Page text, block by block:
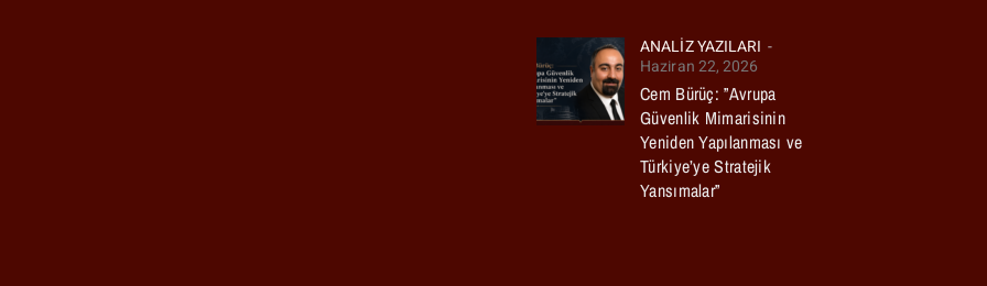
ANALIZ YAZILARI
Haziran 22, 2026
Cem Bürüç: ”Avrupa
Güvenlik Mimarisinin
Yeniden Yapılanması ve
Türkiye’ye Stratejik
Yansımalar”